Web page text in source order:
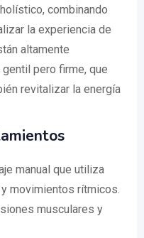
combinando
la experiencia de
altamente
pero firme, que
revitalizar la energía
manual que utiliza
movimientos rítmicos.
musculares y